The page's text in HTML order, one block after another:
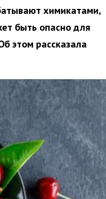
химикатами,
быть опасно для
этом рассказала